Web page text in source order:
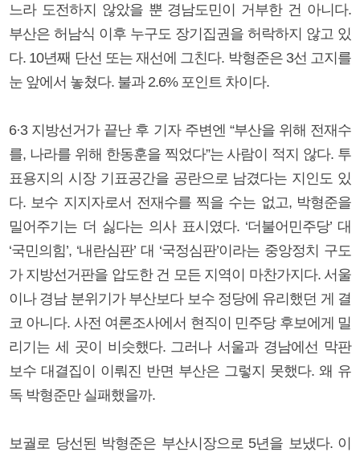
느라 도전하지 않았을 뿐 경남도민이 거부한 건 아니다.
부산은 허남식 이후 누구도 장기집권을 허락하지 않고 있
다. 10년째 단선 또는 재선에 그친다. 박형준은 3선 고지를
눈 앞에서 놓쳤다. 불과 2.6% 포인트 차이다.
6·3 지방선거가 끝난 후 기자 주변엔 “부산을 위해 전재수
를, 나라를 위해 한동훈을 찍었다”는 사람이 적지 않다. 투
표용지의 시장 기표공간을 공란으로 남겼다는 지인도 있
다. 보수 지지자로서 전재수를 찍을 수는 없고, 박형준을
밀어주기는 더 싫다는 의사 표시였다. ‘더불어민주당’ 대
‘국민의힘’, ‘내란심판’ 대 ‘국정심판’이라는 중앙정치 구도
가 지방선거판을 압도한 건 모든 지역이 마찬가지다. 서울
이나 경남 분위기가 부산보다 보수 정당에 유리했던 게 결
코 아니다. 사전 여론조사에서 현직이 민주당 후보에게 밀
리기는 세 곳이 비슷했다. 그러나 서울과 경남에선 막판
보수 대결집이 이뤄진 반면 부산은 그렇지 못했다. 왜 유
독 박형준만 실패했을까.
보궐로 당선된 박형준은 부산시장으로 5년을 보냈다. 이